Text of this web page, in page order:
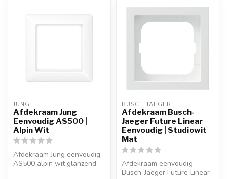
JUNG
Afdekraam Jung
Eenvoudig AS500 |
Alpin Wit
Afdekraam Jung eenvoudig
AS500 alpin wit glanzend
BUSCH JAEGER
Afdekraam Busch-
Jaeger Future Linear
Eenvoudig | Studiowit
Mat
Afdekraam eenvoudig
Busch-Jaeger Future Linear